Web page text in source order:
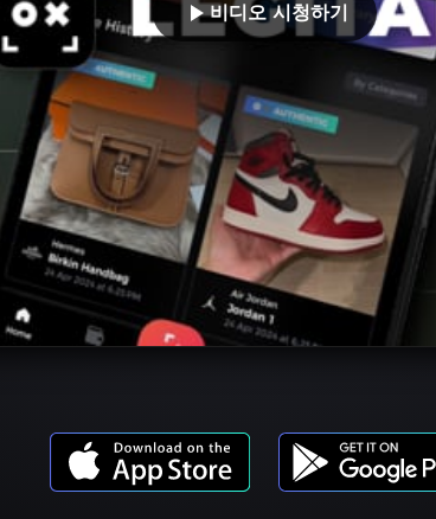
비디오 시청하기